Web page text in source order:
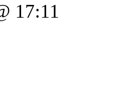
17:11